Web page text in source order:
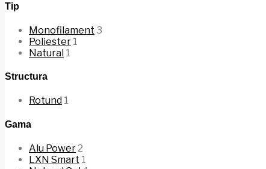
Tip
Monofilament 3
Poliester 1
Natural 1
Structura
Rotund 1
Gama
Alu Power2
LXN Smart 1